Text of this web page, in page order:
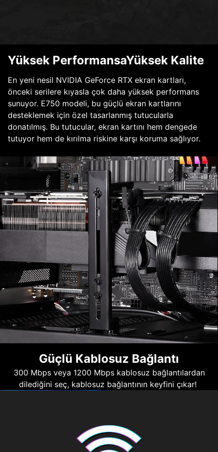
Yüksek PerformansaYüksek Kalite
En yeni nesil NVIDIA GeForce RTX ekran kartları,
önceki serilere kıyasla çok daha yüksek performans
sunuyor. E750 modeli, bu güçlü ekran kartlarını
desteklemek için özel tasarlanmış tutucularla
donatılmış. Bu tutucular, ekran kartını hem dengede
tutuyor hem de kırılma riskine karşı koruma sağlıyor.
Güçlü Kablosuz Bağlantı
300 Mbps veya 1200 Mbps kablosuz bağlantılardan
dilediğini seç, kablosuz bağlantının keyfini çıkar!